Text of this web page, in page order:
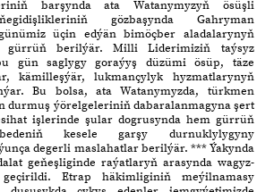
barşynda ata Watanymyzyň ösüşli
gözbaşynda Gahryman
üçin edýän bimöçber aladalarynyň
gürrüň berilýär. Milli Liderimiziň taýsyz
gün saglygy goraýyş düzümi ösüp, täze
kämilleşýär, lukmançylyk hyzmatlarynyň
Bu bolsa, ata Watanymyzda, türkmen
durmuş ýörelgeleriniň dabaralanmagyna şert
işlerinde şular dogrusynda hem gürrüň
kesele garşy durnuklylygyny
degerli maslahatlar berilýär. *** Ýakynda
geňeşliginde raýatlaryň arasynda wagyz-
Etrap häkimliginiň meýilnamasy